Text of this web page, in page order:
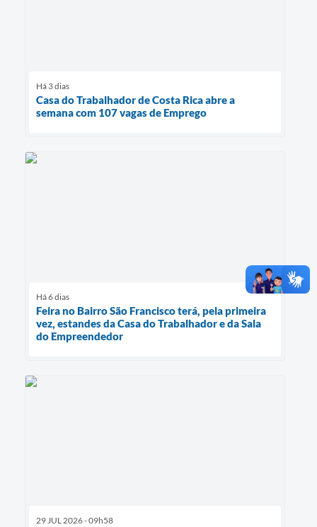
Há 3 dias
Casa do Trabalhador de Costa Rica abre a
semana com 107 vagas de Emprego
Há 6 dias
Feira no Bairro São Francisco terá, pela primeira
vez, estandes da Casa do Trabalhador e da Sala
do Empreendedor
29 JUL 2026 - 09h58